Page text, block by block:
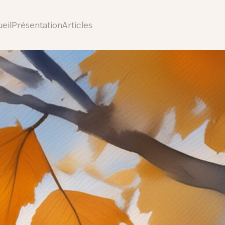
PrésentationArticles